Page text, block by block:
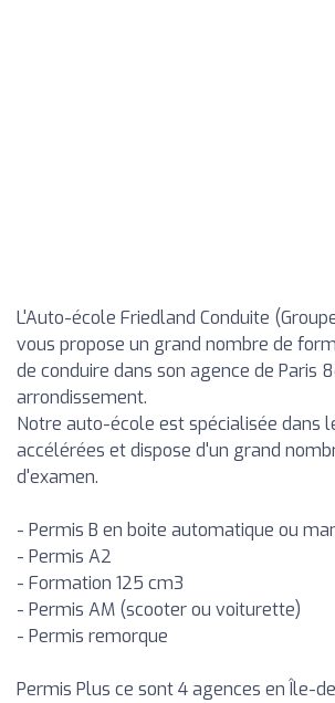
L'Auto-école Friedland Conduite
vous propose un grand nombre de
de conduire dans son agence de Paris
arrondissement.
Notre auto-école est spécialisée dans
accélérées et dispose d'un grand
d'examen.
- Permis B en boite automatique ou
- Permis A2
- Formation 125 cm3
- Permis AM (scooter ou voiturette)
- Permis remorque
Permis Plus ce sont 4 agences en Île-